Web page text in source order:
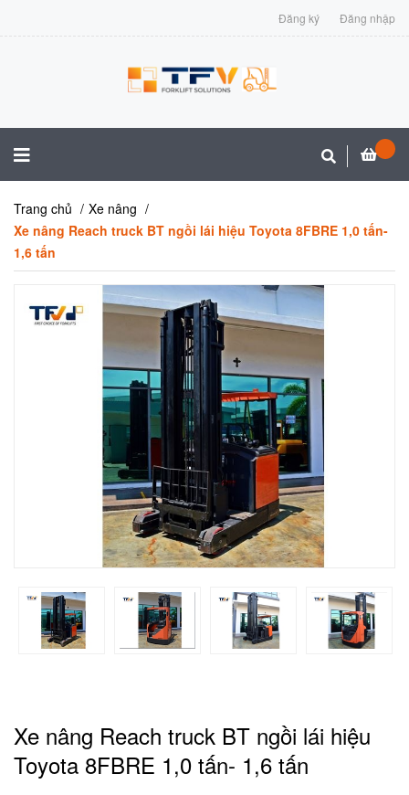
Đăng ký Đăng nhập
Trang chủ
Xe nâng
Xe nâng Reach truck BT ngồi lái hiệu Toyota 8FBRE 1,0 tấn-
1,6 tấn
Xe nâng Reach truck BT ngồi lái hiệu
Toyota 8FBRE 1,0 tấn- 1,6 tấn